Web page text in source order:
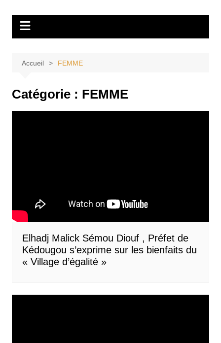
contenu
Tvdescollines
Accueil FEMME
Catégorie : FEMME
Elhadj Malick Sémou Diouf , Préfet de
Kédougou s’exprime sur les bienfaits du
« Village d’égalité »